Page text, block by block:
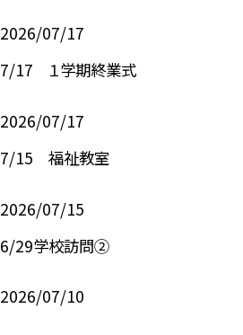
2026/07/17
7/17 １学期終業式
2026/07/17
7/15 福祉教室
2026/07/15
6/29学校訪問②
2026/07/10